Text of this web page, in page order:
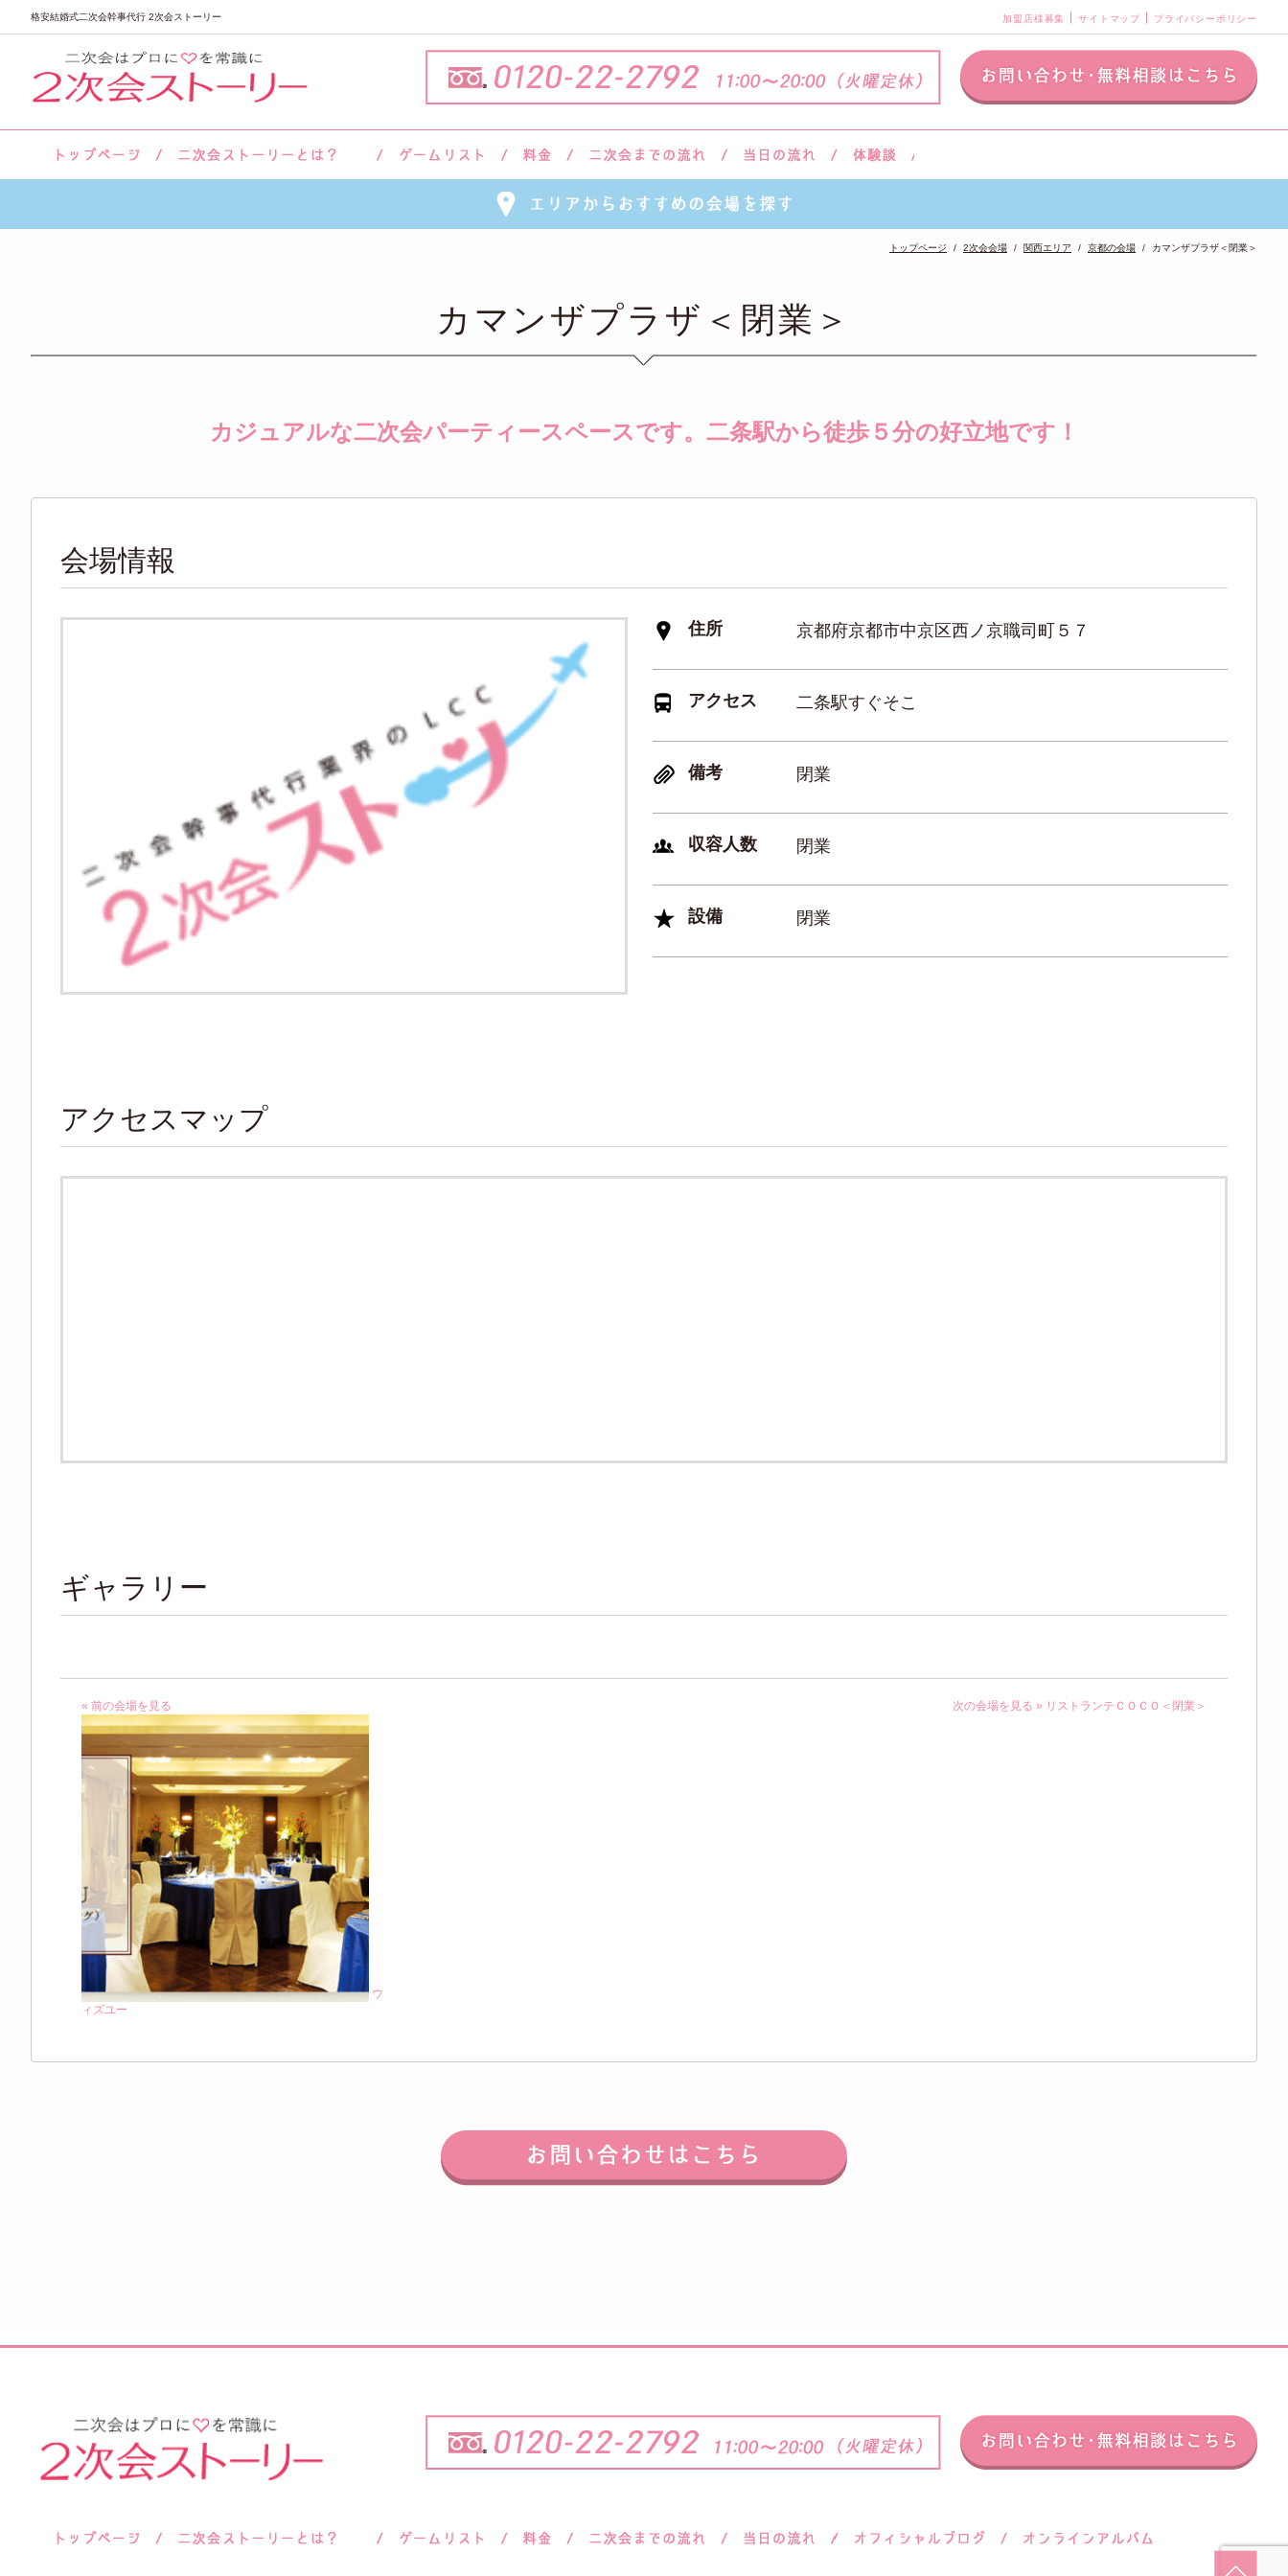
格安結婚式二次会幹事代行 2次会ストーリー 加盟店様募集 サイトマップ プライバシーポリシー
トップページ 2次会会場 関西エリア 京都の会場 カマンザプラザ＜閉業＞
カマンザプラザ＜閉業＞
カジュアルな二次会パーティースペースです。二条駅から徒歩５分の好立地です！
会場情報
住所 京都府京都市中京区西ノ京職司町５７
アクセス 二条駅すぐそこ
備考 閉業
収容人数 閉業
設備 閉業
アクセスマップ
ギャラリー
« 前の会場を見る
ウ
ィズユー
次の会場を見る » リストランテＣＯＣＯ＜閉業＞
サロン紹介
会社概要
お客様の声
よくあるご質問
ご依頼後のよくあるご質問